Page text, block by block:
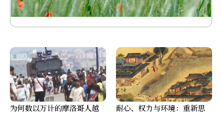
为何数以万计的摩洛哥人越
耐心、权力与环境：重新思